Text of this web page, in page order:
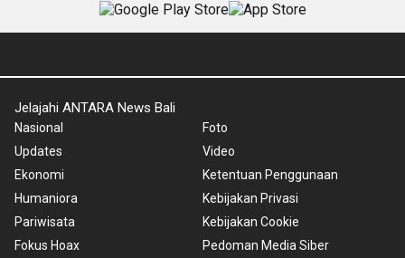
Jelajahi ANTARA News Bali
Nasional
Updates
Ekonomi
Humaniora
Pariwisata
Fokus Hoax
Foto
Video
Ketentuan Penggunaan
Kebijakan Privasi
Kebijakan Cookie
Pedoman Media Siber